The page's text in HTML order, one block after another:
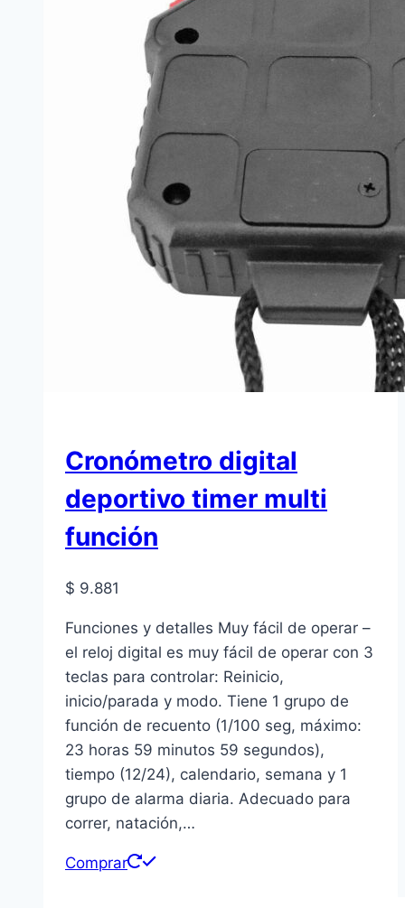
Cronómetro digital
deportivo timer multi
función
$ 9.881
Funciones y detalles Muy fácil de operar –
el reloj digital es muy fácil de operar con 3
teclas para controlar: Reinicio,
inicio/parada y modo. Tiene 1 grupo de
función de recuento (1/100 seg, máximo:
23 horas 59 minutos 59 segundos),
tiempo (12/24), calendario, semana y 1
grupo de alarma diaria. Adecuado para
correr, natación,…
Comprar